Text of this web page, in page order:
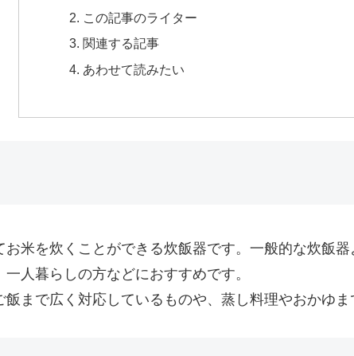
この記事のライター
関連する記事
あわせて読みたい
米を炊くことができる炊飯器です。一般的な炊飯
人暮らしの方などにおすすめです。
まで広く対応しているものや、蒸し料理やおかゆま